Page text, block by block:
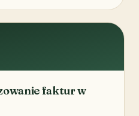
faktur w